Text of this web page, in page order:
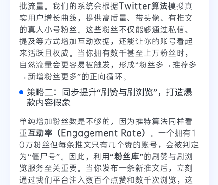
批流量。我们的系统会根据Twitter算法模拟真
实用户增长曲线，提供高质量、带头像、有推文
的真人小号粉丝。这些粉丝不仅能够通过私信、
提及等方式增加互动数据，还能让你的账号看起
来活跃且权威。当你拥有数千甚至上万粉丝时，
自然流量会更容易被触发，形成“粉丝多→推荐多
→新增粉丝更多”的正向循环。
策略二：同步提升“刷赞与刷浏览”，打造爆
款内容假象
单纯增加粉丝数是不够的，因为推特算法同样看
重互动率（Engagement Rate）
。一个拥有1
0万粉丝但每条推文只有几个赞的账号，会被判定
为“僵尸号”。因此，利用“粉丝库”的刷赞与刷浏
览服务至关重要。当你发布一条新推文后，立刻
通过我们平台注入数百个点赞和数千次浏览，这